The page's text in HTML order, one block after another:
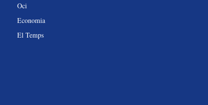
Oci
Economia
El Temps